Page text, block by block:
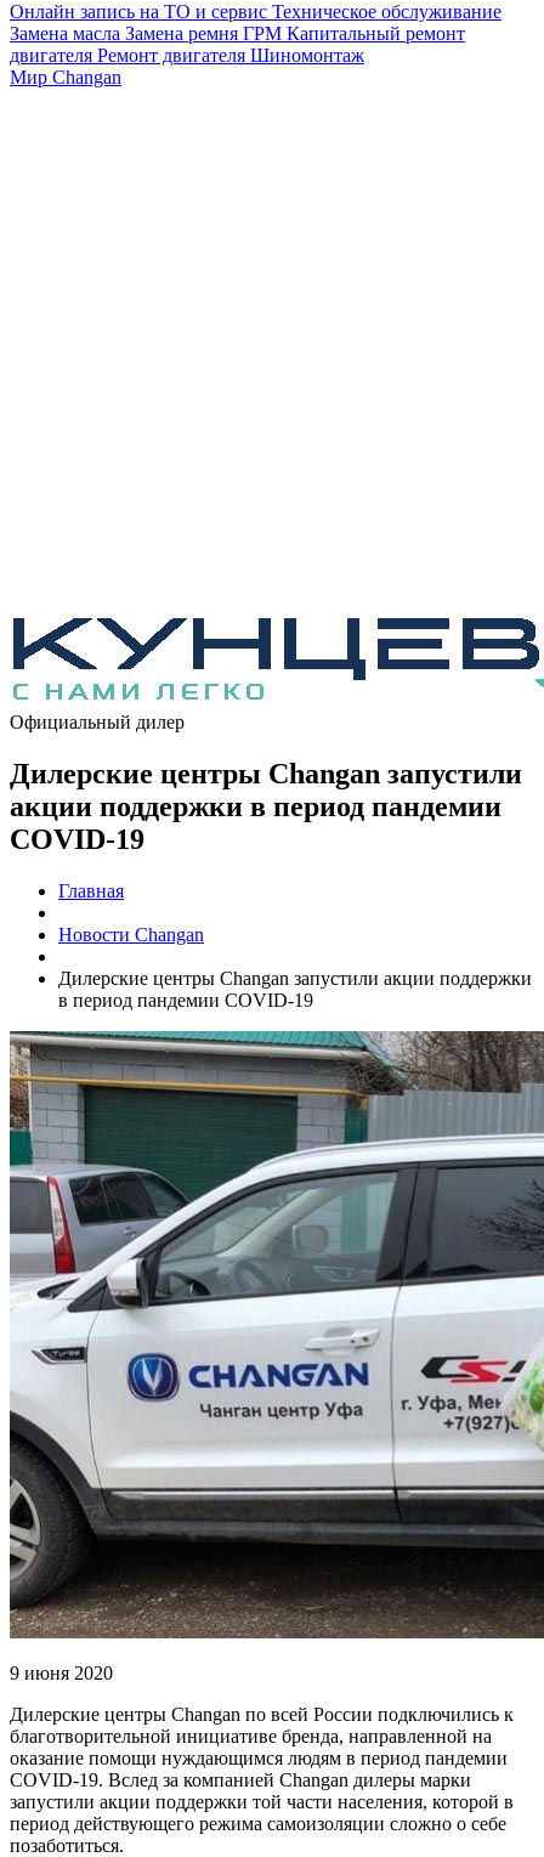
Онлайн запись на ТО и сервис Техническое обслуживание
Замена масла Замена ремня ГРМ Капитальный ремонт
двигателя Ремонт двигателя Шиномонтаж
Мир Changan
Официальный дилер
Дилерские центры Changan запустили
акции поддержки в период пандемии
COVID-19
Главная
Новости Changan
Дилерские центры Changan запустили акции поддержки
в период пандемии COVID-19
9 июня 2020
Дилерские центры Changan по всей России подключились к
благотворительной инициативе бренда, направленной на
оказание помощи нуждающимся людям в период пандемии
COVID-19. Вслед за компанией Changan дилеры марки
запустили акции поддержки той части населения, которой в
период действующего режима самоизоляции сложно о себе
позаботиться.